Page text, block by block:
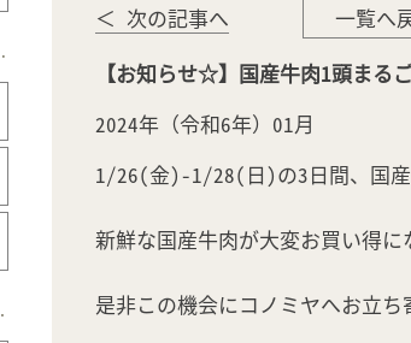
＜ 次の記事へ 一覧へ
【お知らせ☆】国産牛肉1頭ま
2024年（令和6年）01月
1/26(金)-1/28(日)の3日間、国産
新鮮な国産牛肉が大変お買い得に
是非この機会にコノミヤへお立